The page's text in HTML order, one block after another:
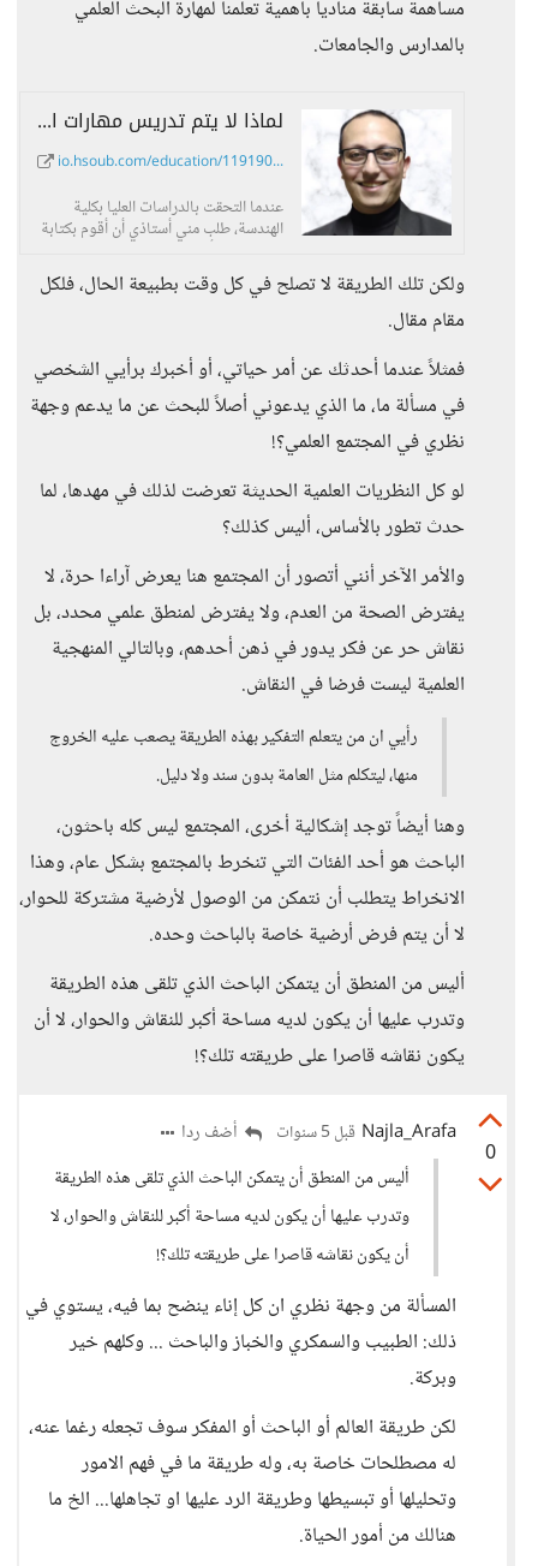
مساهمة سابقة مناديا بأهمية تعلمنا لمهارة البحث العلمي
بالمدارس والجامعات.
لماذا لا يتم تدريس مهارات البحث العلمي بالمدارس والجامعات؟! - حسوب I/O
io.hsoub.com/education/119190...
عندما التحقت بالدراسات العليا بكلية
الهندسة، طلب مني أستاذي أن أقوم بكتابة
بحث مصغر أشرح فيه
ولكن تلك الطريقة لا تصلح في كل وقت بطبيعة الحال، فلكل
مقام مقال.
فمثلاً عندما أحدثك عن أمر حياتي، أو أخبرك برأيي الشخصي
في مسألة ما، ما الذي يدعوني أصلاً للبحث عن ما يدعم وجهة
نظري في المجتمع العلمي؟!
لو كل النظريات العلمية الحديثة تعرضت لذلك في مهدها، لما
حدث تطور بالأساس، أليس كذلك؟
والأمر الآخر أنني أتصور أن المجتمع هنا يعرض آراءا حرة، لا
يفترض الصحة من العدم، ولا يفترض لمنطق علمي محدد، بل
نقاش حر عن فكر يدور في ذهن أحدهم، وبالتالي المنهجية
العلمية ليست فرضا في النقاش.
رأيي ان من يتعلم التفكير بهذه الطريقة يصعب عليه الخروج
منها، ليتكلم مثل العامة بدون سند ولا دليل.
وهنا أيضاً توجد إشكالية أخرى، المجتمع ليس كله باحثون،
الباحث هو أحد الفئات التي تنخرط بالمجتمع بشكل عام، وهذا
الانخراط يتطلب أن نتمكن من الوصول لأرضية مشتركة للحوار،
لا أن يتم فرض أرضية خاصة بالباحث وحده.
أليس من المنطق أن يتمكن الباحث الذي تلقى هذه الطريقة
وتدرب عليها أن يكون لديه مساحة أكبر للنقاش والحوار، لا أن
يكون نقاشه قاصرا على طريقته تلك؟!
0
Najla_Arafa قبل 5 سنوات
أضف ردا
أليس من المنطق أن يتمكن الباحث الذي تلقى هذه الطريقة
وتدرب عليها أن يكون لديه مساحة أكبر للنقاش والحوار، لا
أن يكون نقاشه قاصرا على طريقته تلك؟!
المسألة من وجهة نظري ان كل إناء ينضح بما فيه، يستوي في
ذلك: الطبيب والسمكري والخباز والباحث ... وكلهم خير
وبركة.
لكن طريقة العالم أو الباحث أو المفكر سوف تجعله رغما عنه،
له مصطلحات خاصة به، وله طريقة ما في فهم الامور
وتحليلها أو تبسيطها وطريقة الرد عليها او تجاهلها... الخ ما
هنالك من أمور الحياة.